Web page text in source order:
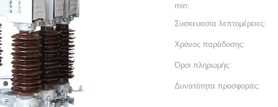
min:
Συσκευασία λεπτομέρειες:
Χρόνος παράδοσης:
Όροι πληρωμής:
Δυνατότητα προσφοράς: